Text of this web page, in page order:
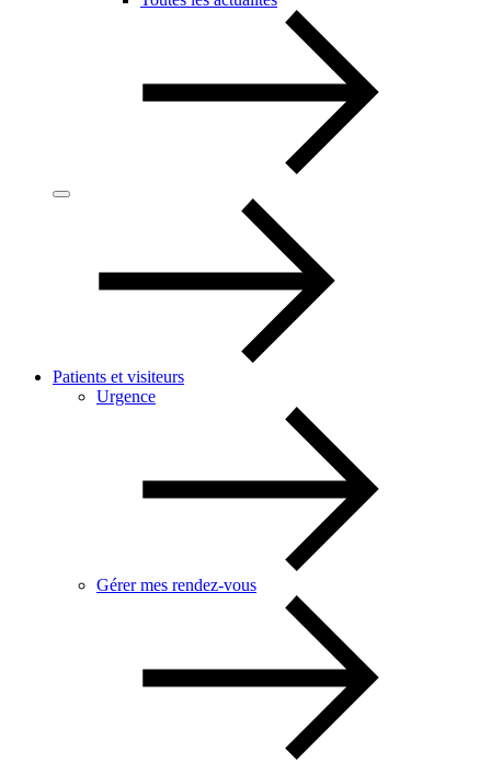
Patients et visiteurs
Urgence
Gérer mes rendez-vous